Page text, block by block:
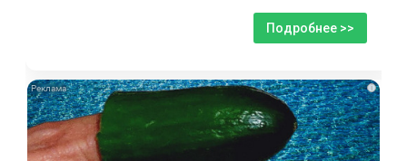
Подробнее >>
i